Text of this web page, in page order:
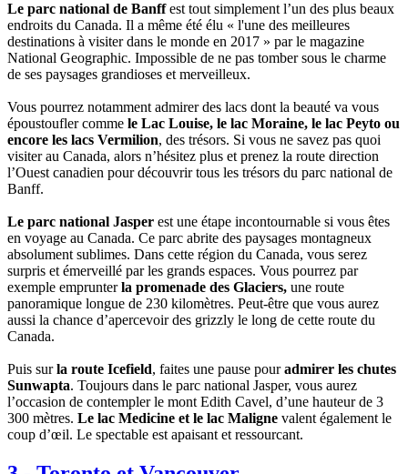
Le parc national de Banffest tout simplement l’un des plus beaux
endroits du Canada. Il a même été élu « l'une des meilleures
destinations à visiter dans le monde en 2017 » par le magazine
National Geographic. Impossible de ne pas tomber sous le charme
de ses paysages grandioses et merveilleux.
Vous pourrez notamment admirer des lacs dont la beauté va vous
époustoufler comme le Lac Louise, le lac Moraine, le lac Peyto ou
encore les lacs Vermilion, des trésors. Si vous ne savez pas quoi
visiter au Canada, alors n’hésitez plus et prenez la route direction
l’Ouest canadien pour découvrir tous les trésors du parc national de
Banff.
Le parc national Jasper est une étape incontournable si vous êtes
en voyage au Canada. Ce parc abrite des paysages montagneux
absolument sublimes. Dans cette région du Canada, vous serez
surpris et émerveillé par les grands espaces. Vous pourrez par
exemple emprunterla promenade des Glaciers, une route
panoramique longue de 230 kilomètres. Peut-être que vous aurez
aussi la chance d’apercevoir des grizzly le long de cette route du
Canada.
Puis surla route Icefield, faites une pause pouradmirer les chutes
Sunwapta. Toujours dans le parc national Jasper, vous aurez
l’occasion de contempler le mont Edith Cavel, d’une hauteur de 3
300 mètres. Le lac Medicine et le lac Maligne valent également le
coup d’œil. Le spectable est apaisant et ressourcant.